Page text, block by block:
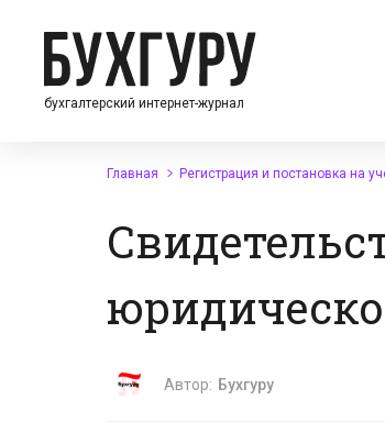
бухгалтерский интернет-журнал
Главная Регистрация и постановка на
Автор: Бухгуру